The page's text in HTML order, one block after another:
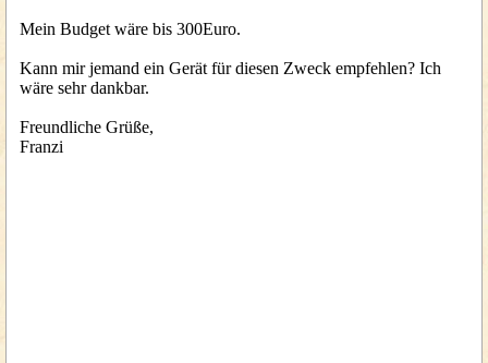
Mein Budget wäre bis 300Euro.
Kann mir jemand ein Gerät für diesen Zweck empfehlen? Ich
wäre sehr dankbar.
Freundliche Grüße,
Franzi